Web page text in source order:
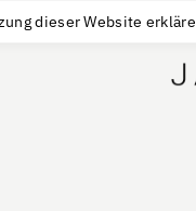
dieser Website